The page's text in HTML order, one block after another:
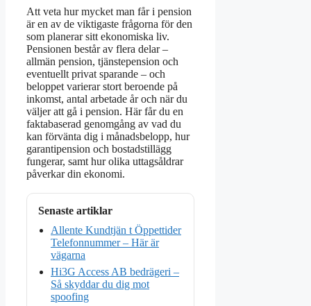
Att veta hur mycket man får i pension
är en av de viktigaste frågorna för den
som planerar sitt ekonomiska liv.
Pensionen består av flera delar –
allmän pension, tjänstepension och
eventuellt privat sparande – och
beloppet varierar stort beroende på
inkomst, antal arbetade år och när du
väljer att gå i pension. Här får du en
faktabaserad genomgång av vad du
kan förvänta dig i månadsbelopp, hur
garantipension och bostadstillägg
fungerar, samt hur olika uttagsåldrar
påverkar din ekonomi.
Senaste artiklar
Allente Kundtjän t Öppettider
Telefonnummer – Här är
vägarna
Hi3G Access AB bedrägeri –
Så skyddar du dig mot
spoofing